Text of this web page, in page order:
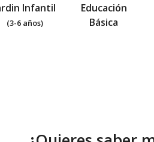
Infantil
(3-6 años)
Educación
Básica